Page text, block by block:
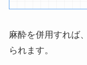
麻酔を併用すれば
られます。